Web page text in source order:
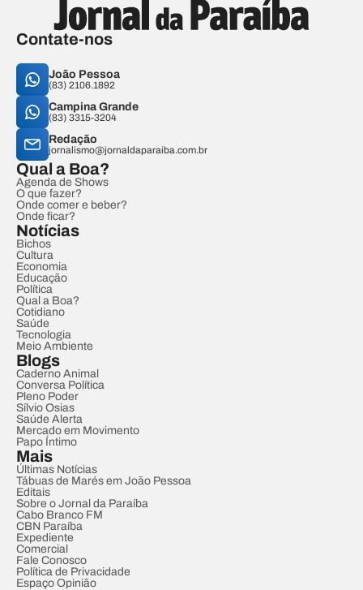
Contate-nos
João Pessoa
(83) 2106.1892
Campina Grande
(83) 3315-3204
Redação
jornalismo@jornaldaparaiba.com.br
Qual a Boa?
Agenda de Shows
O que fazer?
Onde comer e beber?
Onde ficar?
Notícias
Bichos
Cultura
Economia
Educação
Política
Qual a Boa?
Cotidiano
Saúde
Tecnologia
Meio Ambiente
Blogs
Caderno Animal
Conversa Política
Pleno Poder
Sílvio Osias
Saúde Alerta
Mercado em Movimento
Papo Íntimo
Mais
Últimas Notícias
Tábuas de Marés em João Pessoa
Editais
Sobre o Jornal da Paraíba
Cabo Branco FM
CBN Paraíba
Expediente
Comercial
Fale Conosco
Política de Privacidade
Espaço Opinião